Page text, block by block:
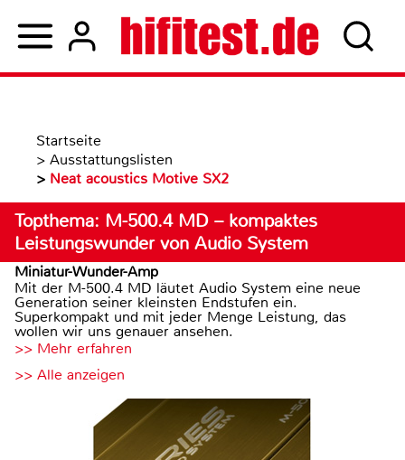
Startseite
> Ausstattungslisten
> Neat acoustics Motive SX2
Topthema: M-500.4 MD – kompaktes
Leistungswunder von Audio System
Miniatur-Wunder-Amp
Mit der M-500.4 MD läutet Audio System eine neue
Generation seiner kleinsten Endstufen ein.
Superkompakt und mit jeder Menge Leistung, das
wollen wir uns genauer ansehen.
>> Mehr erfahren
>> Alle anzeigen